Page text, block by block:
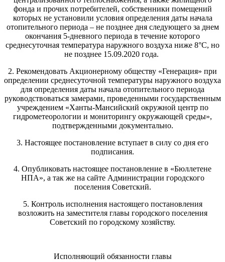
фонда и прочих потребителей, собственники помещений
которых не установили условия определения даты начала
отопительного периода – не позднее дня следующего за днем
окончания 5-дневного периода в течение которого
среднесуточная температура наружного воздуха ниже 8°С, но
не позднее 15.09.2020 года.
2. Рекомендовать Акционерному обществу «Генерация» при
определении среднесуточной температуры наружного воздуха
для определения даты начала отопительного периода
руководствоваться замерами, проведенными государственным
учреждением «Ханты-Мансийский окружной центр по
гидрометеорологии и мониторингу окружающей среды»,
подтвержденными документально.
3. Настоящее постановление вступает в силу со дня его
подписания.
4. Опубликовать настоящее постановление в «Бюллетене
НПА», а так же на сайте Администрации городского
поселения Советский.
5. Контроль исполнения настоящего постановления
возложить на заместителя главы городского поселения
Советский по городскому хозяйству.
Исполняющий обязанности главы